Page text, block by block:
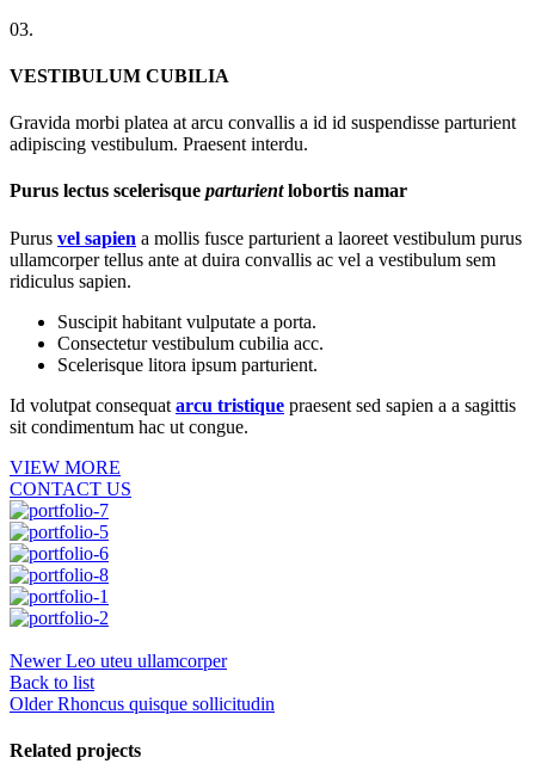
03.
VESTIBULUM CUBILIA
Gravida morbi platea at arcu convallis a id id suspendisse parturient
adipiscing vestibulum. Praesent interdu.
Purus lectus scelerisque parturientlobortis namar
Purus vel sapien a mollis fusce parturient a laoreet vestibulum purus
ullamcorper tellus ante at duira convallis ac vel a vestibulum sem
ridiculus sapien.
Suscipit habitant vulputate a porta.
Consectetur vestibulum cubilia acc.
Scelerisque litora ipsum parturient.
Id volutpat consequat arcu tristique praesent sed sapien a a sagittis
sit condimentum hac ut congue.
VIEW MORE
CONTACT US
Newer Leo uteu ullamcorper
Back to list
Older Rhoncus quisque sollicitudin
Related projects